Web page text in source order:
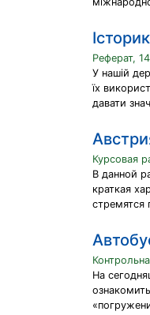
Реферат,
У нашій
їх
давати
Курсовая
В данной
краткая
стремятся
На